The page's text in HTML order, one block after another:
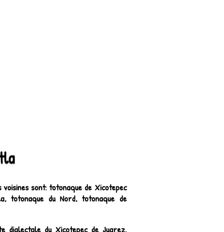
sont: totonaque de Xicotepec
totonaque du Nord, totonaque de
dialectale du Xicotepec de Juarez.